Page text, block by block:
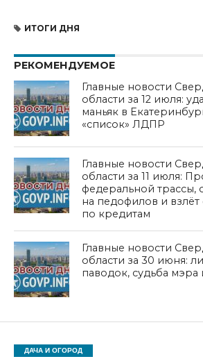
ИТОГИ ДНЯ
РЕКОМЕНДУЕМОЕ
Главные новости
области за 12 июля:
маньяк в
«список» ЛДПР
Главные новости
области за 11 июля:
федеральной трассы,
на педофилов и взлёт
по кредитам
Главные новости
области за 30 июня:
паводок, судьба
ДАЧА И ОГОРОД